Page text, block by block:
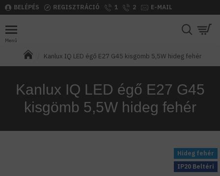
BELÉPÉS REGISZTRÁCIÓ 1 2 E-MAIL
Kanlux IQ LED égő E27 G45 kisgömb 5,5W hideg fehér
Kanlux IQ LED égő E27 G45
kisgömb 5,5W hideg fehér
Hideg fehér
IP20 Beltéri